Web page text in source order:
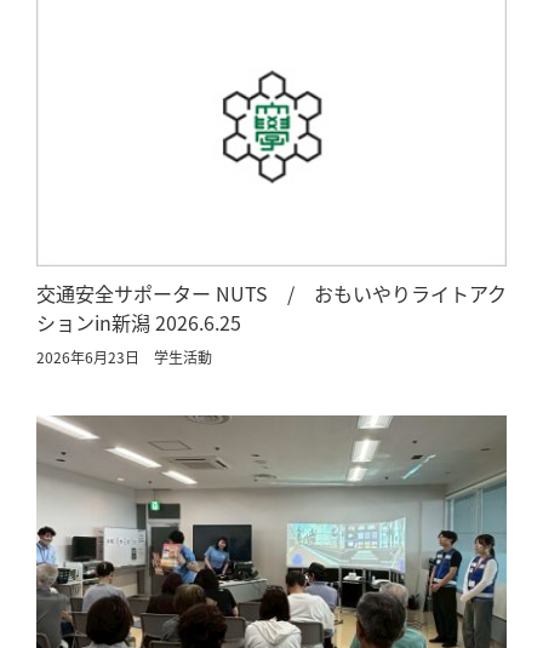
交通安全サポーター NUTS / おもいやりライトアク
ションin新潟 2026.6.25
2026年6月23日 学生活動